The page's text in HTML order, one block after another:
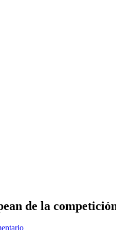
de la